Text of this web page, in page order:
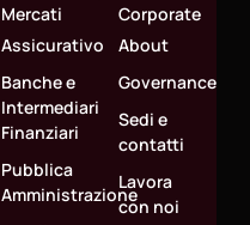
Mercati
Assicurativo
Banche e
Intermediari
Finanziari
Pubblica
Amministrazione
Corporate
About
Governance
Sedi e
contatti
Lavora
con noi